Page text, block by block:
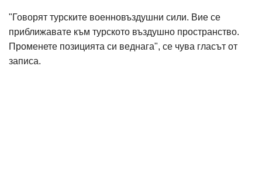
"Говорят турските военновъздушни сили. Вие се
приближавате към турското въздушно пространство.
Променете позицията си веднага", се чува гласът от
записа.